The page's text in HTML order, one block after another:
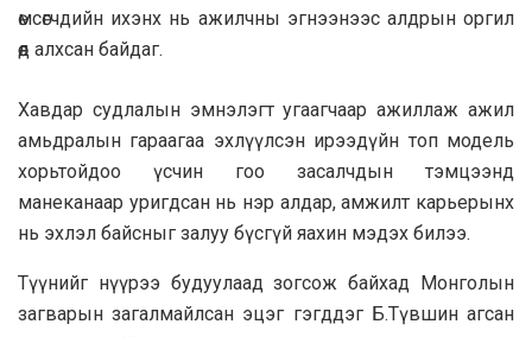
өмсөгчдийн ихэнх нь ажилчны эгнээнээс алдрын оргил
өөд алхсан байдаг.
Хавдар судлалын эмнэлэгт угаагчаар ажиллаж ажил
амьдралын гараагаа эхлүүлсэн ирээдүйн топ модель
хорьтойдоо үсчин гоо засалчдын тэмцээнд
манеканаар уригдсан нь нэр алдар, амжилт карьерынх
нь эхлэл байсныг залуу бүсгүй яахин мэдэх билээ.
Түүнийг нүүрээ будуулаад зогсож байхад Монголын
загварын загалмайлсан эцэг гэгддэг Б.Түвшин агсан